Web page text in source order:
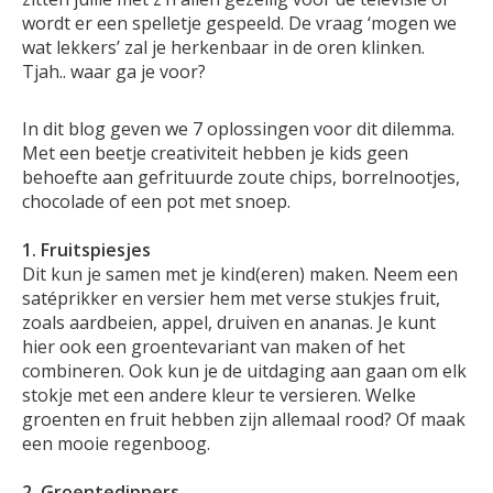
wordt er een spelletje gespeeld. De vraag ‘mogen we
wat lekkers’ zal je herkenbaar in de oren klinken.
Tjah.. waar ga je voor?
In dit blog geven we 7 oplossingen voor dit dilemma.
Met een beetje creativiteit hebben je kids geen
behoefte aan gefrituurde zoute chips, borrelnootjes,
chocolade of een pot met snoep.
1. Fruitspiesjes
Dit kun je samen met je kind(eren) maken. Neem een
satéprikker en versier hem met verse stukjes fruit,
zoals aardbeien, appel, druiven en ananas. Je kunt
hier ook een groentevariant van maken of het
combineren. Ook kun je de uitdaging aan gaan om elk
stokje met een andere kleur te versieren. Welke
groenten en fruit hebben zijn allemaal rood? Of maak
een mooie regenboog.